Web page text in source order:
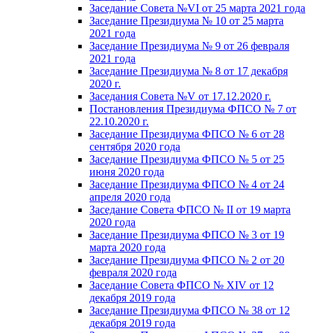
Заседание Совета №VI от 25 марта 2021 года
Заседание Президиума № 10 от 25 марта
2021 года
Заседание Президиума № 9 от 26 февраля
2021 года
Заседание Президиума № 8 от 17 декабря
2020 г.
Заседания Совета №V от 17.12.2020 г.
Постановления Президиума ФПСО № 7 от
22.10.2020 г.
Заседание Президиума ФПСО № 6 от 28
сентября 2020 года
Заседание Президиума ФПСО № 5 от 25
июня 2020 года
Заседание Президиума ФПСО № 4 от 24
апреля 2020 года
Заседание Совета ФПСО № II от 19 марта
2020 года
Заседание Президиума ФПСО № 3 от 19
марта 2020 года
Заседание Президиума ФПСО № 2 от 20
февраля 2020 года
Заседание Совета ФПСО № XIV от 12
декабря 2019 года
Заседание Президиума ФПСО № 38 от 12
декабря 2019 года